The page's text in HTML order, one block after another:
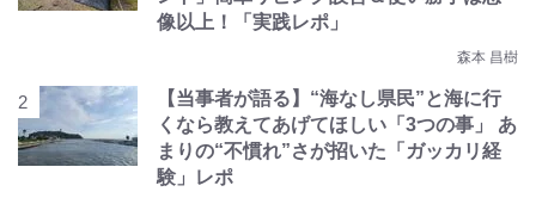
像以上！「実践レポ」
森本 昌樹
【当事者が語る】“海なし県民”と海に行
くなら教えてあげてほしい「3つの事」 あ
まりの“不慣れ”さが招いた「ガッカリ経
験」レポ